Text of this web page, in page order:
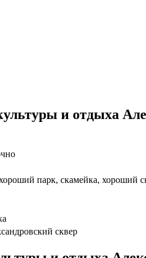
и отдыха
парк, скамейка, хороший
сквер